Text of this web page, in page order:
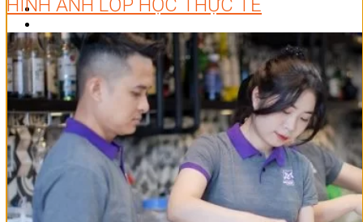
Giỏ hàng
Chưa có sản phẩm trong giỏ hàng.